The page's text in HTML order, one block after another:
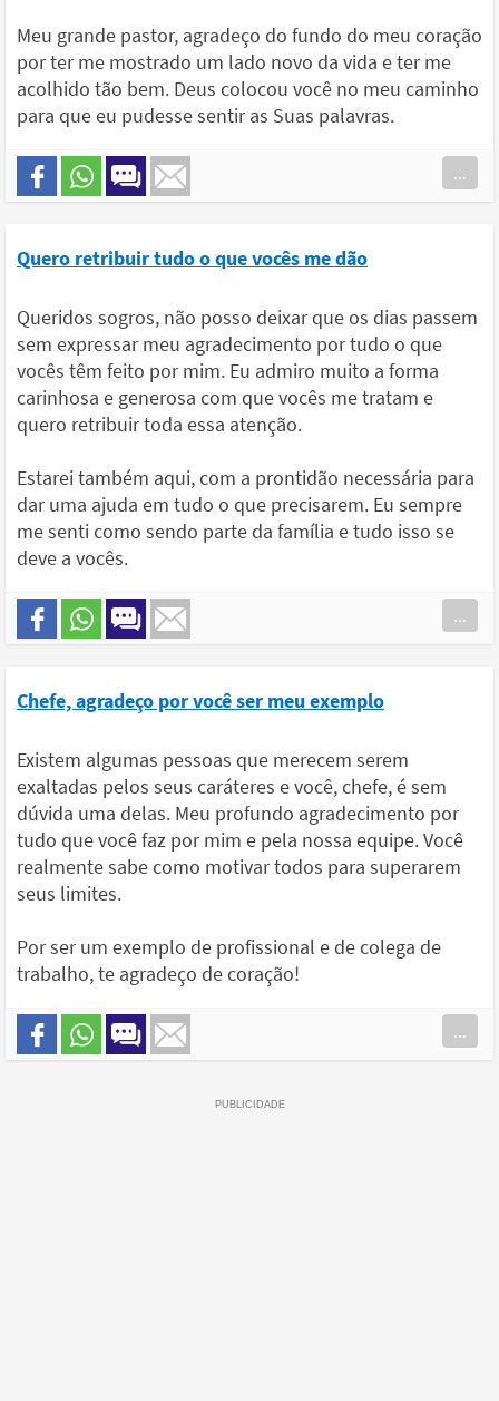
Meu grande pastor, agradeço do fundo do meu coração
por ter me mostrado um lado novo da vida e ter me
acolhido tão bem. Deus colocou você no meu caminho
para que eu pudesse sentir as Suas palavras.
...
Quero retribuir tudo o que vocês me dão
Queridos sogros, não posso deixar que os dias passem
sem expressar meu agradecimento por tudo o que
vocês têm feito por mim. Eu admiro muito a forma
carinhosa e generosa com que vocês me tratam e
quero retribuir toda essa atenção.
Estarei também aqui, com a prontidão necessária para
dar uma ajuda em tudo o que precisarem. Eu sempre
me senti como sendo parte da família e tudo isso se
deve a vocês.
...
Chefe, agradeço por você ser meu exemplo
Existem algumas pessoas que merecem serem
exaltadas pelos seus caráteres e você, chefe, é sem
dúvida uma delas. Meu profundo agradecimento por
tudo que você faz por mim e pela nossa equipe. Você
realmente sabe como motivar todos para superarem
seus limites.
Por ser um exemplo de profissional e de colega de
trabalho, te agradeço de coração!
...